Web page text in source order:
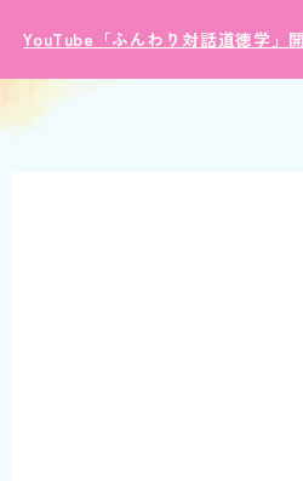
YouTube「ふんわり対話道徳学」